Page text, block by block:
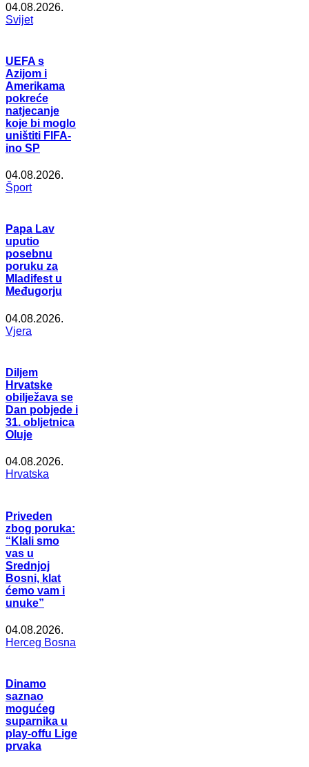
04.08.2026.
Svijet
UEFA s
Azijom i
Amerikama
pokreće
natjecanje
koje bi moglo
uništiti FIFA-
ino SP
04.08.2026.
Šport
Papa Lav
uputio
posebnu
poruku za
Mladifest u
Međugorju
04.08.2026.
Vjera
Diljem
Hrvatske
obilježava se
Dan pobjede i
31. obljetnica
Oluje
04.08.2026.
Hrvatska
Priveden
zbog poruka:
“Klali smo
vas u
Srednjoj
Bosni, klat
ćemo vam i
unuke”
04.08.2026.
Herceg Bosna
Dinamo
saznao
mogućeg
suparnika u
play-offu Lige
prvaka